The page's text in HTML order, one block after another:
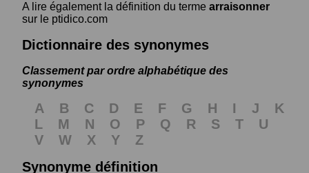
A lire également la définition du terme arraisonner
sur le ptidico.com
Dictionnaire des synonymes
Classement par ordre alphabétique des
synonymes
A B C D E F G H I J
K
L
M N O P Q R S T
U
V
W X Y
Z
Synonyme définition